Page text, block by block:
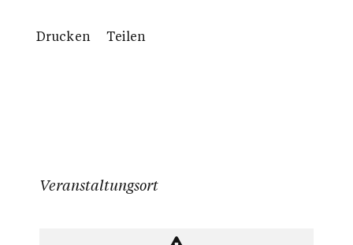
Drucken Teilen
Veranstaltungsort